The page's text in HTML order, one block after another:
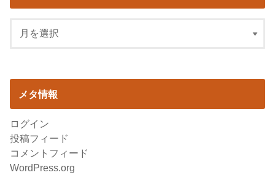
メタ情報
ログイン
投稿フィード
コメントフィード
WordPress.org